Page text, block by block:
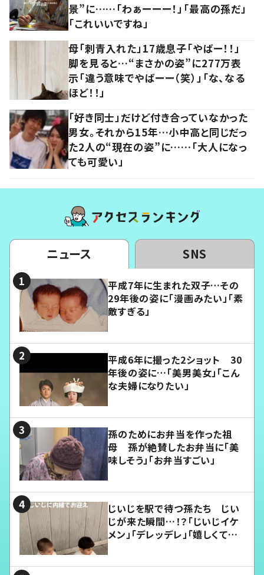
景”に……「わぁーーー！」「最高の孫だ」
「これいいですね」
母「刺青入れた」17歳息子「やばー！！」
脚を見ると…“まさかの姿”に277万表
示「違う意味でやばーー（笑）」「な、なる
ほど！！」
「好き同士」だけど付き合っていなかった
男女。それから15年…小中高と同じだっ
た2人の“現在の姿”に……「大人になっ
ても可愛い」
ニュース SNS
平成7年に生まれた双子…その
29年後の姿に「漫画みたい」「素
敵すぎる」
平成6年に撮った2ショット 30
年後の姿に…「美男美女」「こん
な夫婦になりたい」
孫のためにお弁当を作った祖
母 孫が絶賛したお弁当に「美
味しそう」「お弁当すごい」
じいじを駅で待つ孫たち じい
じが来た瞬間…！？「じいじイケ
メン」「デレッデレ」「嬉しくて可